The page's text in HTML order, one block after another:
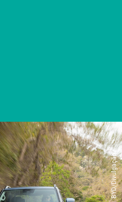
BYD/Divulgação